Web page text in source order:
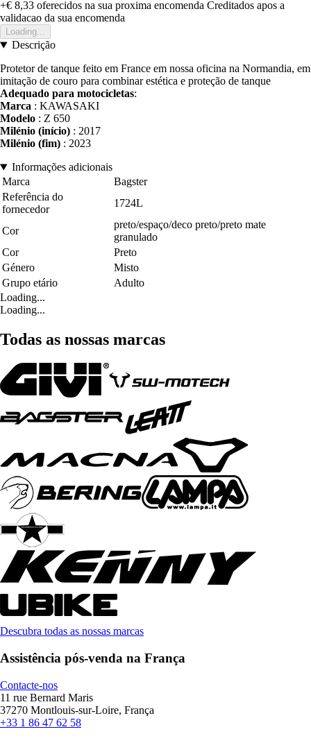
+€ 8,33 oferecidos na sua proxima encomenda Creditados apos a
validacao da sua encomenda
Loading...
Descrição
Protetor de tanque feito em France em nossa oficina na Normandia, em
imitação de couro para combinar estética e proteção de tanque
Adequado para motocicletas:
Marca : KAWASAKI
Modelo : Z 650
Milénio (início) : 2017
Milénio (fim) : 2023
Informações adicionais
Marca
Bagster
Referência do
fornecedor
1724L
Cor
preto/espaço/deco preto/preto mate
granulado
Cor
Preto
Género
Misto
Grupo etário
Adulto
Loading...
Loading...
Todas as nossas marcas
Descubra todas as nossas marcas
Assistência pós-venda na França
Contacte-nos
11 rue Bernard Maris
37270 Montlouis-sur-Loire, França
+33 1 86 47 62 58